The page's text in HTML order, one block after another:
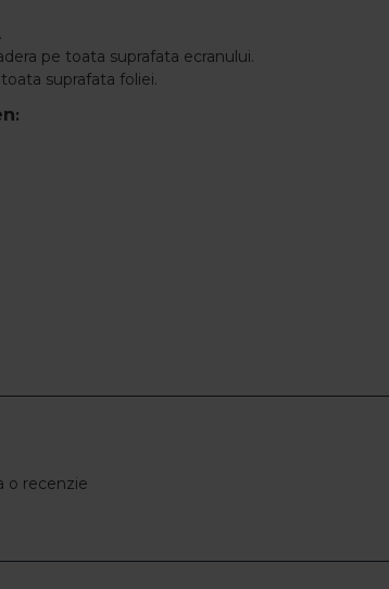
pe toata suprafata ecranului.
suprafata foliei.
:
o recenzie